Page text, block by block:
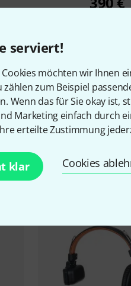
serviert!
möchten wir Ihnen
zählen zum Beispiel
Wenn das für Sie okay ist,
Marketing einfach durch
erteilte Zustimmung
klar Cookies
&